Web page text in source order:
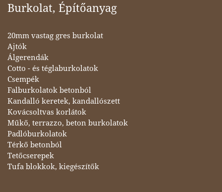
Burkolat, Építőanyag
20mm vastag gres burkolat
Ajtók
Álgerendák
Cotto - és téglaburkolatok
Csempék
Falburkolatok betonból
Kandalló keretek, kandallószett
Kovácsoltvas korlátok
Műkő, terrazzo, beton burkolatok
Padlóburkolatok
Térkő betonból
Tetőcserepek
Tufa blokkok, kiegészítők